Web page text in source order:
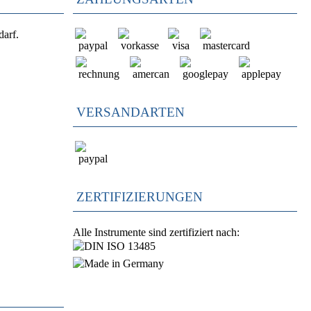
VERSANDARTEN
ZERTIFIZIERUNGEN
Alle Instrumente sind zertifiziert nach: